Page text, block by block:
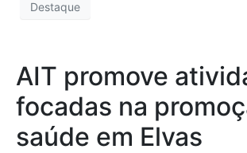
Destaque
AIT promove
focadas na
saúde em Elvas